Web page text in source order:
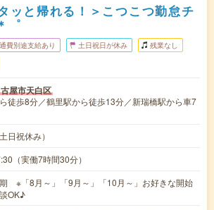
ッと帰れる！＞こつこつ勤怠チ
゜
費別途支給あり 土日祝日が休み 残業なし
屋市天白区
徒歩8分／鶴里駅から徒歩13分／新瑞橋駅から車7
日祝休み）
（実働7時間30分）
※「8月～」「9月～」「10月～」お好きな開始
OK♪